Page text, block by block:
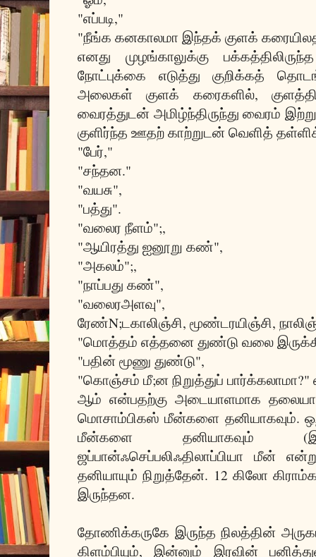
"எப்படி,"
"நீங்க கனகாலமா இந்தக் குளக்
எனது முழங்காலுக்கு
நோட்புக்கை எடுத்து குறிக்கத்
அலைகள் குளக் கரைகளில்,
வைரத்துடன் அமிழ்ந்திருந்து வைரம்
குளிர்ந்த ஊதற் காற்றுடன் வெளித்
"பேர்,"
"சந்தன."
"வயசு",
"பத்து".
"வலைர நீளம்";,
"ஆயிரத்து ஐனூறு கண்",
"அகலம்";,
"நாப்பது கண்",
"வலைரஅளவு",
ரேண்N;டகாலிஞ்சி, மூண்டரயிஞ்சி,
"மொத்தம் எத்தனை துண்டு வலை
"பதின் மூணு துண்டு",
"கொஞ்சம் மீ;ன நிறுத்துப்
ஆம் என்பதற்கு அடையாளமாக
மொசாம்பிகஸ் மீன்களை தனியாகவும்.
மீன்களை தனியாகவும்
ஜப்பான்ஃசெப்பலிஃதிலாப்பியா மீன்
தனியாயும் நிறுத்தேன். 12 கிலோ
இருந்தன.
தோணிக்கருகே இருந்த நிலத்தின்
கிளம்பியும், இன்னும் இரவின்